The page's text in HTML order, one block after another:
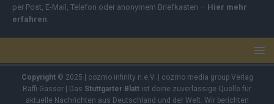
per Post, E-Mail, Telefon oder anonymem Briefkasten – Hier mehr
erfahren
Copyright© 2025 | cozmo infinity n.e.V. | cozmo media group Verlag
Raffi Gasser | Das Stuttgarter Blatt ist deine zuverlässige Quelle für
aktuelle Nachrichten aus Deutschland und der Welt. Wir berichten